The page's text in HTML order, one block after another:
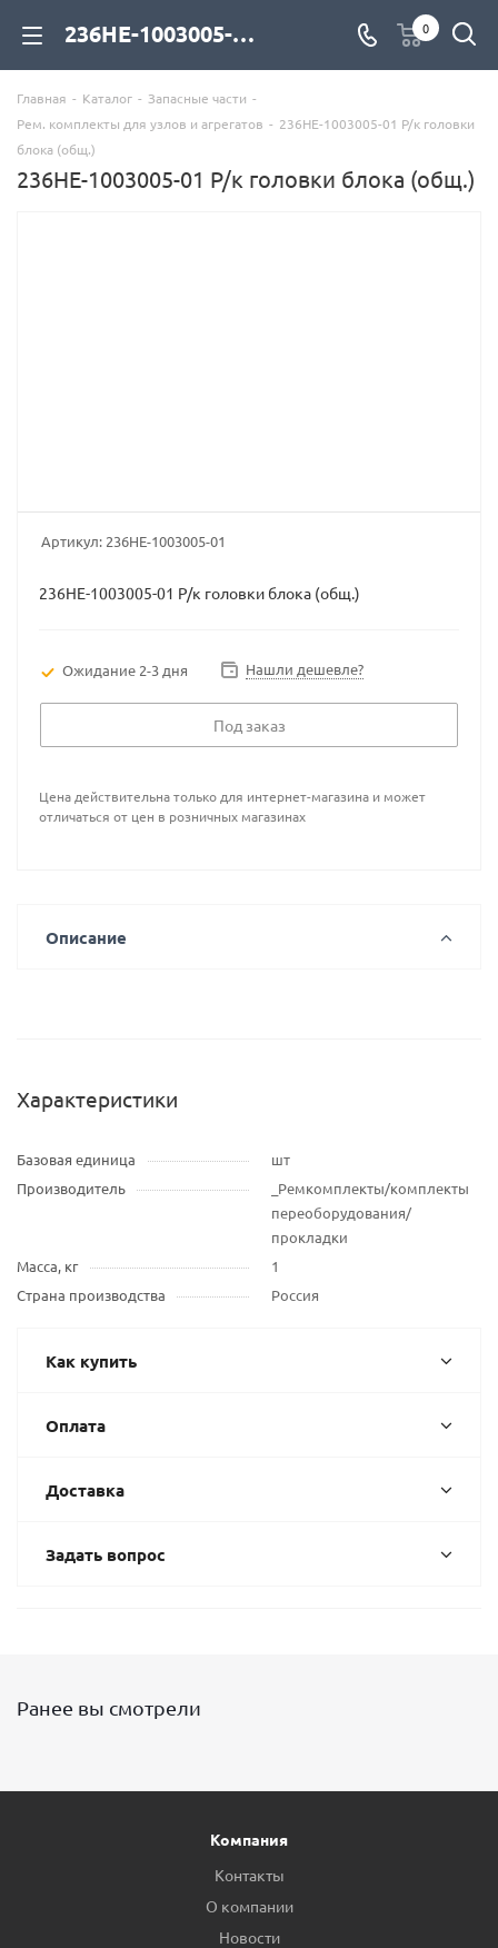
236НЕ-1003005-01 Р/к головки блока (общ.) для дизельных двигателей купить со склада с доставкой по цене официального дилера - компания Дизель Экспорт 0
Главная - Каталог - Запасные части -
Рем. комплекты для узлов и агрегатов - 236НЕ-1003005-01 Р/к головки
блока (общ.)
236НЕ-1003005-01 Р/к головки блока (общ.)
Артикул: 236НЕ-1003005-01
236НЕ-1003005-01 Р/к головки блока (общ.)
Ожидание 2-3 дня Нашли дешевле?
Под заказ
Цена действительна только для интернет-магазина и может
отличаться от цен в розничных магазинах
Описание
Характеристики
Базовая единица
шт
Производитель
_Ремкомплекты/комплекты
переоборудования/
прокладки
Масса, кг
1
Страна производства
Россия
Как купить
Оплата
Доставка
Задать вопрос
Ранее вы смотрели
Компания
Контакты
О компании
Новости